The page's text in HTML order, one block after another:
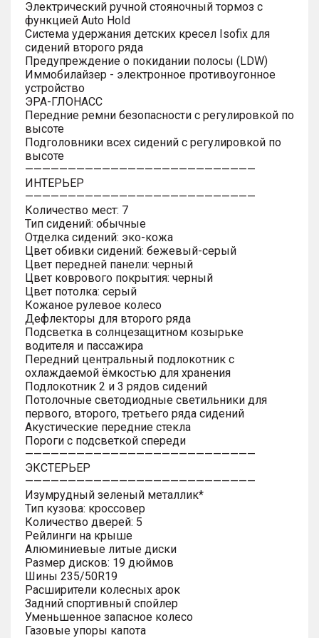
Электрический ручной стояночный тормоз с
функцией Auto Hold
Система удержания детских кресел Isofix для
сидений второго ряда
Предупреждение о покидании полосы (LDW)
Иммобилайзер - электронное противоугонное
устройство
ЭРА-ГЛОНАСС
Передние ремни безопасности с регулировкой по
высоте
Подголовники всех сидений с регулировкой по
высоте
———————————————————————————
ИНТЕРЬЕР
———————————————————————————
Количество мест: 7
Тип сидений: обычные
Отделка сидений: эко-кожа
Цвет обивки сидений: бежевый-серый
Цвет передней панели: черный
Цвет коврового покрытия: черный
Цвет потолка: серый
Кожаное рулевое колесо
Дефлекторы для второго ряда
Подсветка в солнцезащитном козырьке
водителя и пассажира
Передний центральный подлокотник с
охлаждаемой ёмкостью для хранения
Подлокотник 2 и 3 рядов сидений
Потолочные светодиодные светильники для
первого, второго, третьего ряда сидений
Акустические передние стекла
Пороги с подсветкой спереди
———————————————————————————
ЭКСТЕРЬЕР
———————————————————————————
Изумрудный зеленый металлик*
Тип кузова: кроссовер
Количество дверей: 5
Рейлинги на крыше
Алюминиевые литые диски
Размер дисков: 19 дюймов
Шины 235/50R19
Расширители колесных арок
Задний спортивный спойлер
Уменьшенное запасное колесо
Газовые упоры капота